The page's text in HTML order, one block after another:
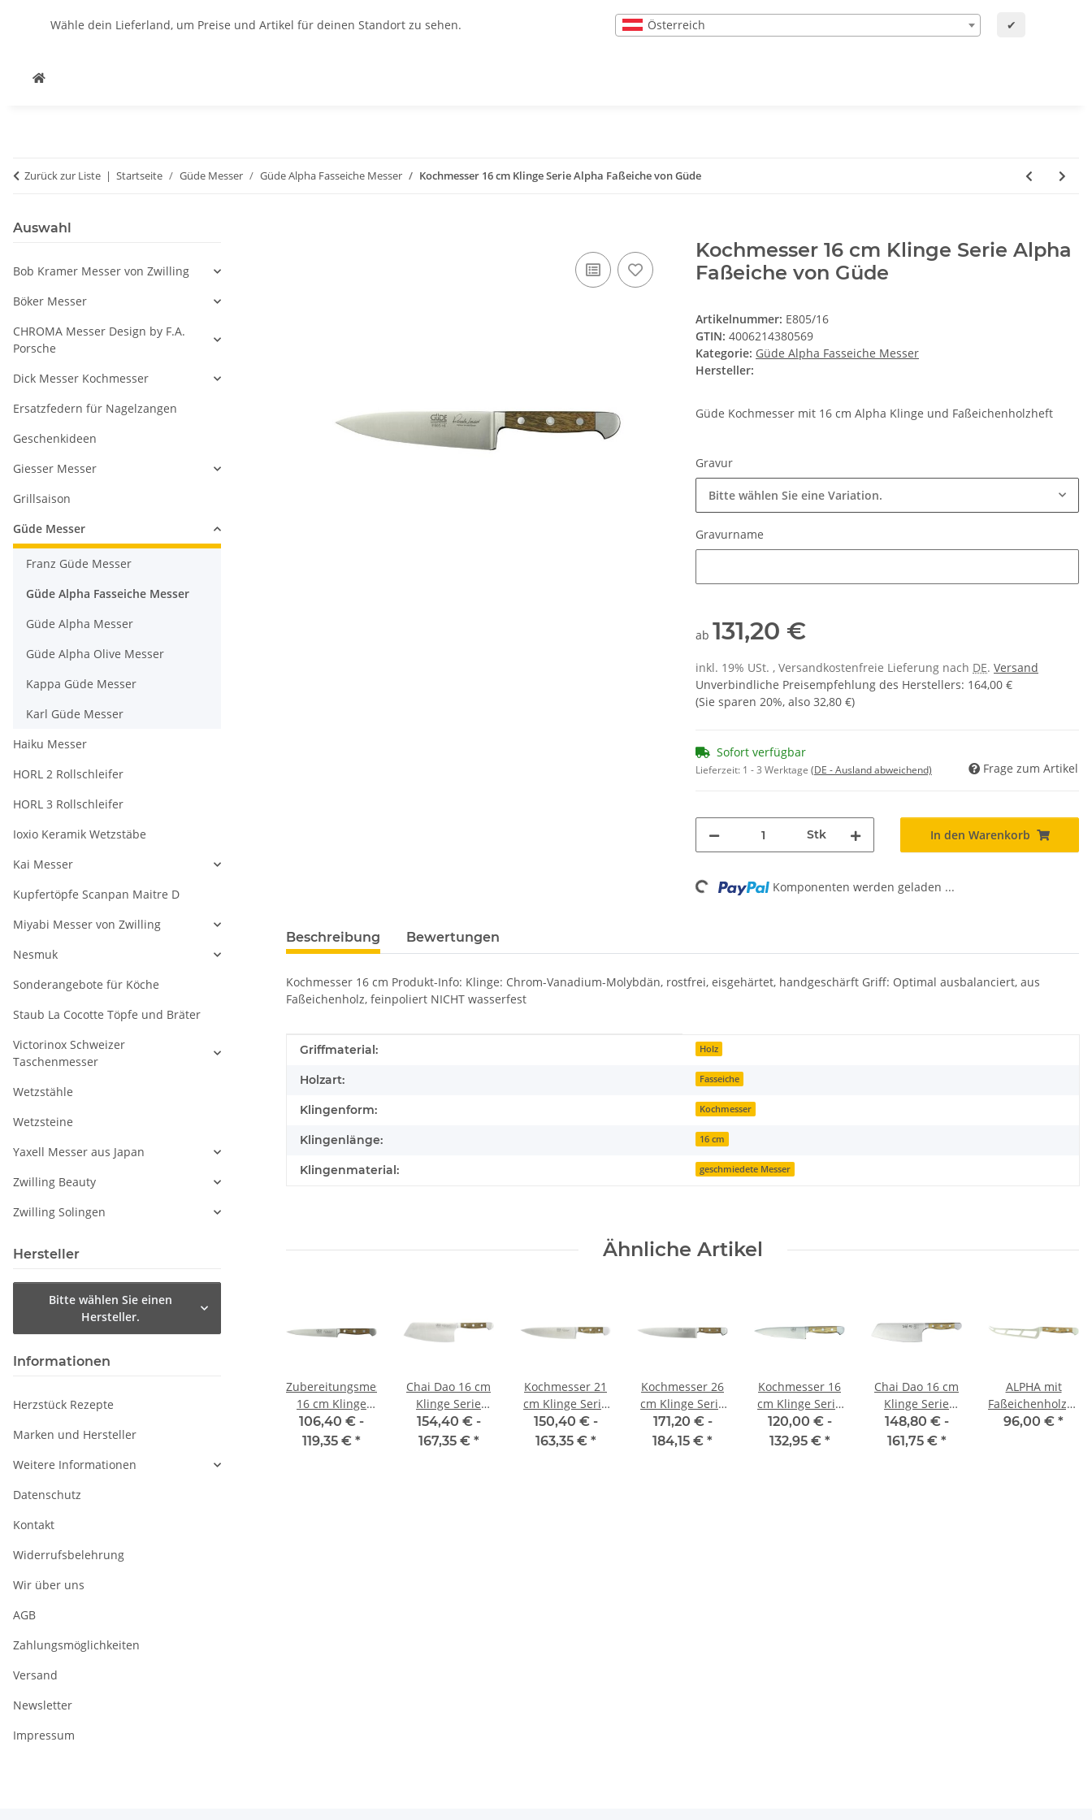
Wähle dein Lieferland, um Preise und Artikel für deinen Standort zu sehen. Österreich ✔
Zurück zur Liste Startseite Güde Messer Güde Alpha Fasseiche Messer Kochmesser 16 cm Klinge Serie Alpha Faßeiche von Güde
Kochmesser 16 cm Klinge Serie Alpha
Faßeiche von Güde
Artikelnummer: E805/16
GTIN: 4006214380569
Kategorie: Güde Alpha Fasseiche Messer
Hersteller:
Güde Kochmesser mit 16 cm Alpha Klinge und Faßeichenholzheft
Gravur
Bitte wählen Sie eine Variation.
Gravurname
ab 131,20 €
inkl. 19% USt. , Versandkostenfreie Lieferung nach DE. Versand
Unverbindliche Preisempfehlung des Herstellers: 164,00 €
(Sie sparen 20%, also 32,80 €)
Sofort verfügbar
Lieferzeit: 1 - 3 Werktage (DE - Ausland abweichend) Frage zum Artikel
Stk In den Warenkorb
Loading... Komponenten werden geladen ...
Beschreibung Bewertungen
Kochmesser 16 cm Produkt-Info: Klinge: Chrom-Vanadium-Molybdän, rostfrei, eisgehärtet, handgeschärft Griff: Optimal ausbalanciert, aus
Faßeichenholz, feinpoliert NICHT wasserfest
Produkteigenschaft
Wert
Griffmaterial: Holz
Holzart: Fasseiche
Klingenform: Kochmesser
Klingenlänge: 16 cm
Klingenmaterial: geschmiedete Messer
Ähnliche Artikel
Faßeichenholzgriffen
144,15 €*
Zubereitungsmesser
16 cm Klinge
Serie Alpha
Fasseiche von
106,40 € -
119,35 € *
Chai Dao 16 cm
Klinge Serie
Alpha Fasseiche
von Güde
154,40 € -
167,35 € *
Kochmesser 21
cm Klinge Serie
Alpha Faßeiche
von Güde
150,40 € -
163,35 € *
Kochmesser 26
cm Klinge Serie
Alpha Faßeiche
von Güde
171,20 € -
184,15 € *
Kochmesser 16
cm Klinge Serie
Alpha Olive von
Güde
120,00 € -
132,95 € *
Chai Dao 16 cm
Klinge Serie
Alpha Olive von
Güde
148,80 € -
161,75 € *
ALPHA mit
Käsemesser
96,00 € *
Auswahl
Bob Kramer Messer von Zwilling
Böker Messer
CHROMA Messer Design by F.A.
Porsche
Dick Messer Kochmesser
Ersatzfedern für Nagelzangen
Geschenkideen
Giesser Messer
Grillsaison
Güde Messer
Franz Güde Messer
Güde Alpha Fasseiche Messer
Güde Alpha Messer
Güde Alpha Olive Messer
Kappa Güde Messer
Karl Güde Messer
Haiku Messer
HORL 2 Rollschleifer
HORL 3 Rollschleifer
Ioxio Keramik Wetzstäbe
Kai Messer
Kupfertöpfe Scanpan Maitre D
Miyabi Messer von Zwilling
Nesmuk
Sonderangebote für Köche
Staub La Cocotte Töpfe und Bräter
Victorinox Schweizer
Taschenmesser
Wetzstähle
Wetzsteine
Yaxell Messer aus Japan
Zwilling Beauty
Zwilling Solingen
Hersteller
Bitte wählen Sie einen
Hersteller.
Informationen
Herzstück Rezepte
Marken und Hersteller
Weitere Informationen
Datenschutz
Kontakt
Widerrufsbelehrung
Wir über uns
AGB
Zahlungsmöglichkeiten
Versand
Newsletter
Impressum